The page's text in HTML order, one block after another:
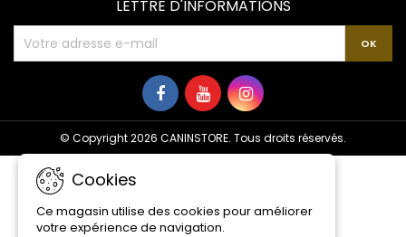
Cookies
Ce magasin utilise des cookies pour améliorer
votre expérience de navigation.
LETTRE D'INFORMATIONS
© Copyright 2026 CANINSTORE. Tous droits réservés.